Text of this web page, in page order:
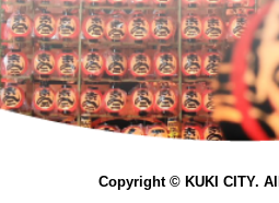
Copyright © KUKI CITY.